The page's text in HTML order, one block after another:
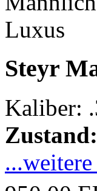
Steyr
Kaliber: